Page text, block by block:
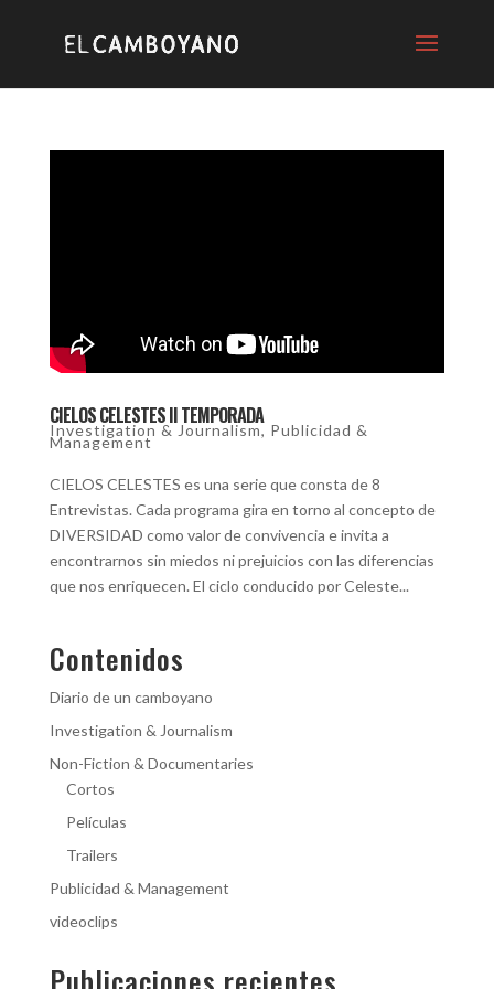
CIELOS CELESTES II TEMPORADA
Investigation & Journalism, Publicidad &
Management
CIELOS CELESTES es una serie que consta de 8
Entrevistas. Cada programa gira en torno al concepto de
DIVERSIDAD como valor de convivencia e invita a
encontrarnos sin miedos ni prejuicios con las diferencias
que nos enriquecen. El ciclo conducido por Celeste...
Contenidos
Diario de un camboyano
Investigation & Journalism
Non-Fiction & Documentaries
Cortos
Películas
Trailers
Publicidad & Management
videoclips